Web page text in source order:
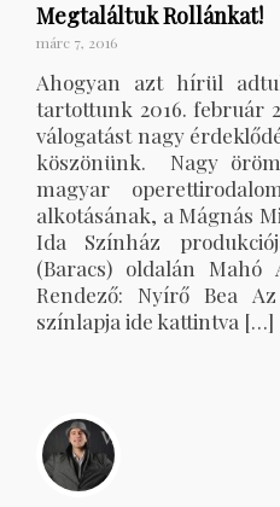
Megtaláltuk Rollánkat!
márc 7, 2016
Ahogyan azt hírül
tartottunk 2016. február
válogatást nagy
köszönünk. Nagy
magyar
alkotásának, a Mágnás
Ida Színház
(Baracs) oldalán Mahó
Rendező: Nyírő Bea
színlapja ide kattintva […]